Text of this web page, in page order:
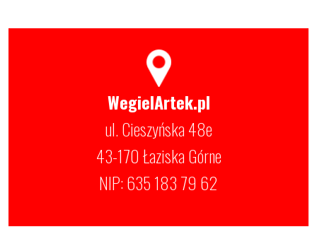
WegielArtek.pl
ul. Cieszyńska 48e
43-170 Łaziska Górne
NIP: 635 183 79 62